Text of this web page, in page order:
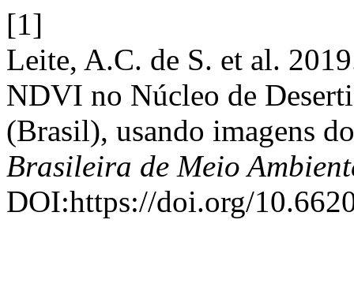
[1]
Leite, A.C. de S. et al.
NDVI no Núcleo de
(Brasil), usando imagens
Brasileira de Meio
DOI:https://doi.org/